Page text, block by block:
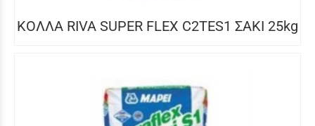
ΚΟΛΛΑ RIVA SUPER FLEX C2TES1 ΣΑΚΙ 25kg